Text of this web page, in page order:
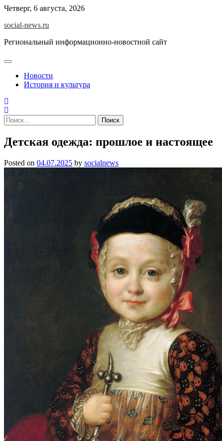
Skip
content
Четверг, 6 августа, 2026
social-news.ru
Региональный информационно-новостной сайт
Новости
История и культура
Найти:
Детская одежда: прошлое и настоящее
Posted on 04.07.2025 by socialnews